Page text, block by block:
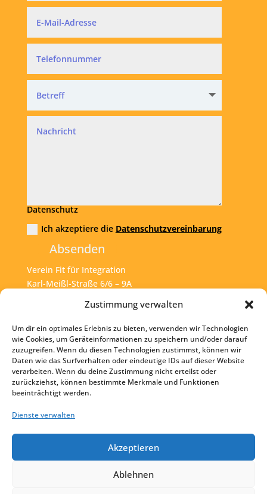
Zustimmung verwalten
Um dir ein optimales Erlebnis zu bieten, verwenden wir Technologien
wie Cookies, um Geräteinformationen zu speichern und/oder darauf
zuzugreifen. Wenn du diesen Technologien zustimmst, können wir
Daten wie das Surfverhalten oder eindeutige IDs auf dieser Website
verarbeiten. Wenn du deine Zustimmung nicht erteilst oder
zurückziehst, können bestimmte Merkmale und Funktionen
beeinträchtigt werden.
Dienste verwalten
Akzeptieren
Ablehnen
Datenschutz
Ich akzeptiere die Datenschutzvereinbarung
Absenden
Verein Fit für Integration
Karl-Meißl-Straße 6/6 – 9A
Tel:+43 1 925 77 46
Mail: office@fit4int.at
Startseite
Kontakt
Impressum